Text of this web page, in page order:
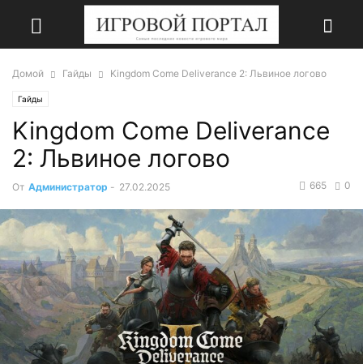
Домой Гайды Kingdom Come Deliverance 2: Львиное логово
Гайды
Kingdom Come Deliverance
2: Львиное логово
От Администратор - 27.02.2025 0
665